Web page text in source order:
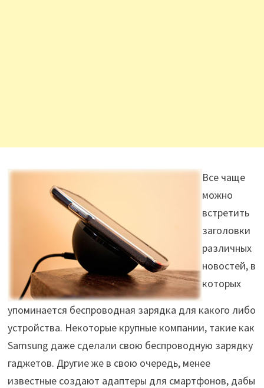
Все чаще
можно
встретить
заголовки
различных
новостей, в
которых
упоминается беспроводная зарядка для какого либо
устройства. Некоторые крупные компании, такие как
Samsung даже сделали свою беспроводную зарядку
гаджетов. Другие же в свою очередь, менее
известные создают адаптеры для смартфонов, дабы